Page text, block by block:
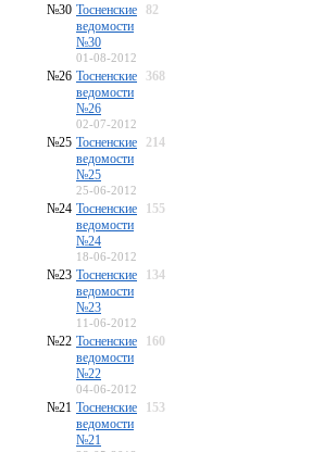
№30 Тосненские
ведомости
№30
01-08-2012
82
№26 Тосненские
ведомости
№26
02-07-2012
368
№25 Тосненские
ведомости
№25
25-06-2012
214
№24 Тосненские
ведомости
№24
18-06-2012
155
№23 Тосненские
ведомости
№23
11-06-2012
134
№22 Тосненские
ведомости
№22
04-06-2012
160
№21 Тосненские
ведомости
№21
153